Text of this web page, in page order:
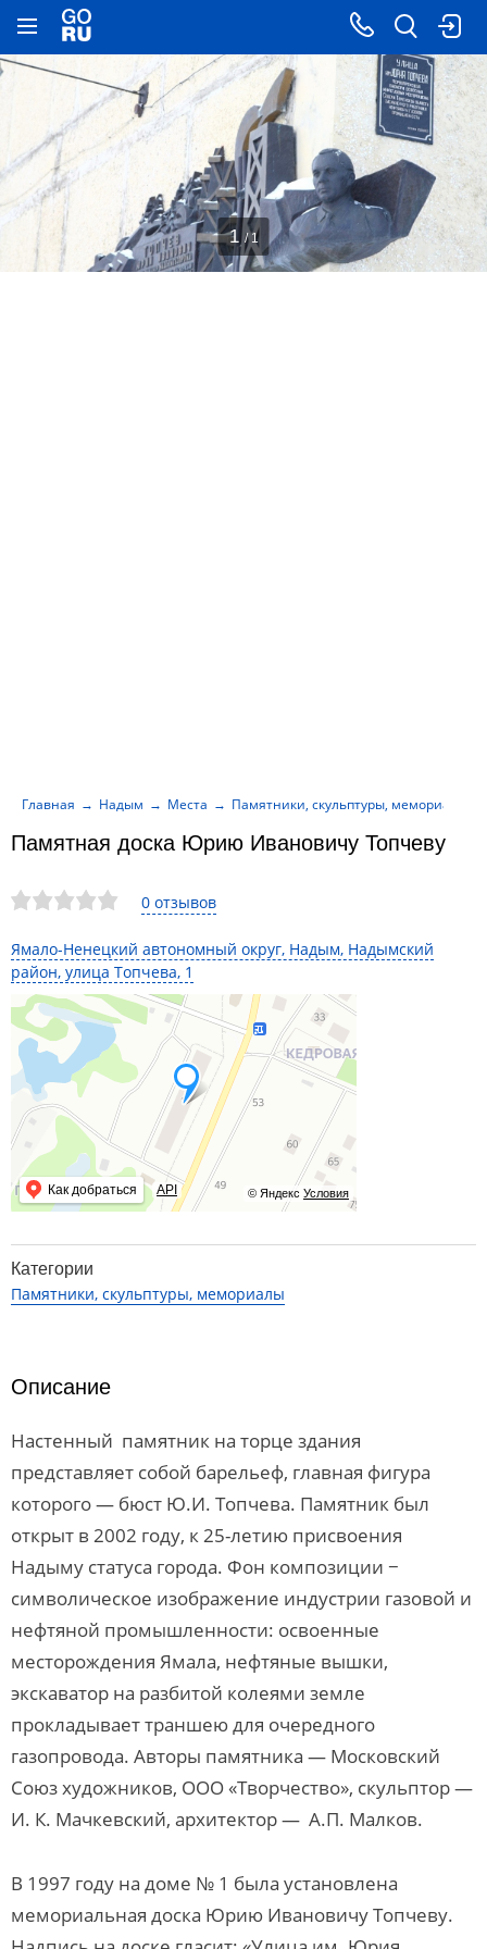
0 отзывов
Ямало-Ненецкий автономный округ, Надым, Надымский
район, улица Топчева, 1
© Яндекс Условия
Как добраться API
Памятная доска Юрию Ивановичу Топчеву
Главная Надым Места Памятники, скульптуры, мемориалы
1 / 1
Категории
Памятники, скульптуры, мемориалы
Описание
Настенный памятник на торце здания
представляет собой барельеф, главная фигура
которого — бюст Ю.И. Топчева. Памятник был
открыт в 2002 году, к 25-летию присвоения
Надыму статуса города. Фон композиции −
символическое изображение индустрии газовой и
нефтяной промышленности: освоенные
месторождения Ямала, нефтяные вышки,
экскаватор на разбитой колеями земле
прокладывает траншею для очередного
газопровода. Авторы памятника — Московский
Союз художников, ООО «Творчество», скульптор —
И. К. Мачкевский, архитектор — А.П. Малков.
В 1997 году на доме № 1 была установлена
мемориальная доска Юрию Ивановичу Топчеву.